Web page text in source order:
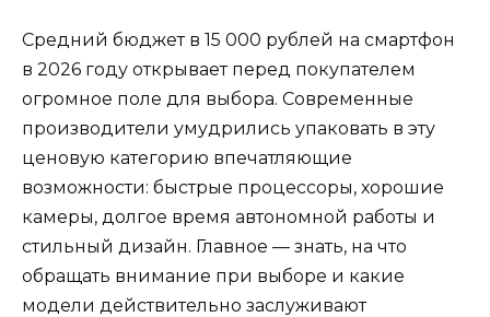
Средний бюджет в 15 000 рублей на смартфон
в 2026 году открывает перед покупателем
огромное поле для выбора. Современные
производители умудрились упаковать в эту
ценовую категорию впечатляющие
возможности: быстрые процессоры, хорошие
камеры, долгое время автономной работы и
стильный дизайн. Главное — знать, на что
обращать внимание при выборе и какие
модели действительно заслуживают